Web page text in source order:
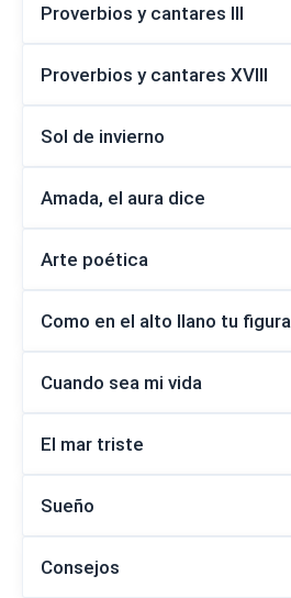
Proverbios y cantares III
Proverbios y cantares XVIII
Sol de invierno
Amada, el aura dice
Arte poética
Como en el alto llano tu figura
Cuando sea mi vida
El mar triste
Sueño
Consejos